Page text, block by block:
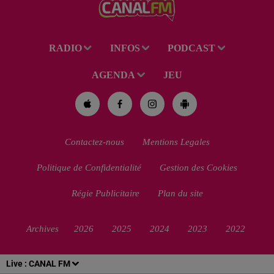
Live : CANAL FM
RADIO INFOS PODCAST
AGENDA JEU
Contactez-nous Mentions Legales
Politique de Confidentialité Gestion des Cookies
Régie Publicitaire Plan du site
Archives 2026 2025 2024 2023 2022